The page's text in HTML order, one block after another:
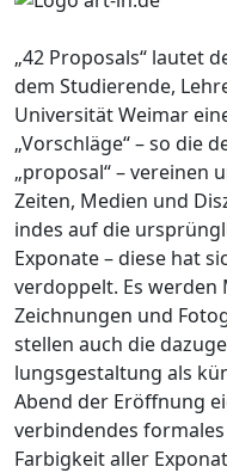
„42 Proposals“ lautet
dem Studierende,
Universität Weimar
„Vorschläge“ – so die
„proposal“ – vereinen
Zeiten, Medien und
indes auf die
Exponate – diese hat
verdoppelt. Es werden
Zeichnungen und
stellen auch die
lungsgestaltung als
Abend der Eröffnung
verbindendes
Farbigkeit aller